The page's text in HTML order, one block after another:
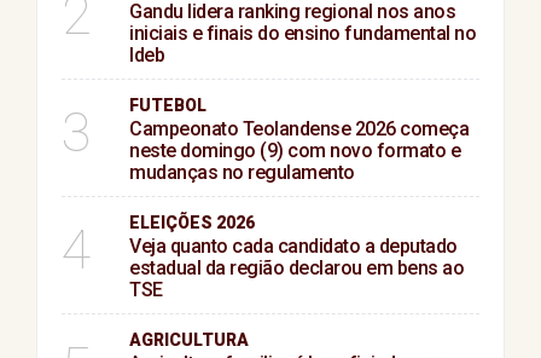
2
Gandu lidera ranking regional nos anos
iniciais e finais do ensino fundamental no
Ideb
3 FUTEBOL
Campeonato Teolandense 2026 começa
neste domingo (9) com novo formato e
mudanças no regulamento
4 ELEIÇÕES 2026
Veja quanto cada candidato a deputado
estadual da região declarou em bens ao
TSE
AGRICULTURA